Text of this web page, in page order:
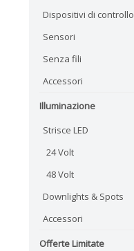
Dispositivi di controllo
Sensori
Senza fili
Accessori
Illuminazione
Strisce LED
24 Volt
48 Volt
Downlights & Spots
Accessori
Offerte Limitate